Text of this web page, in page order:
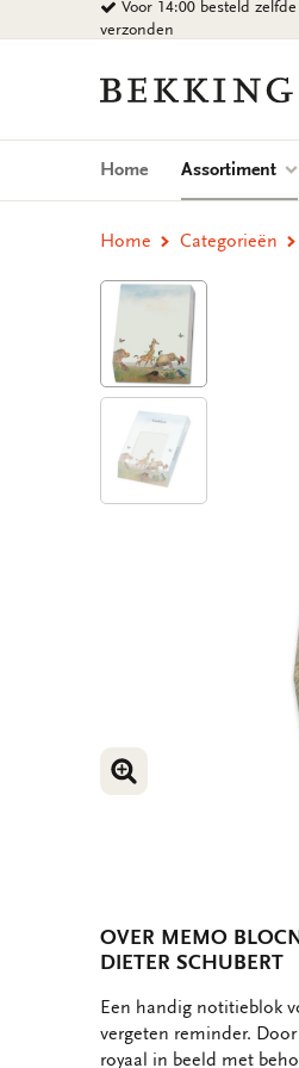
naar
Voor 14:00 besteld
verzonden
Bekking
Blitz
Uitgevers
Home Assortiment
Home Categorieën
VERGROOT
VERGROOT
OVER MEMO
DIETER SCHUBERT
OMSCHRIJVING
Een handig notitieblok
vergeten reminder.
royaal in beeld met